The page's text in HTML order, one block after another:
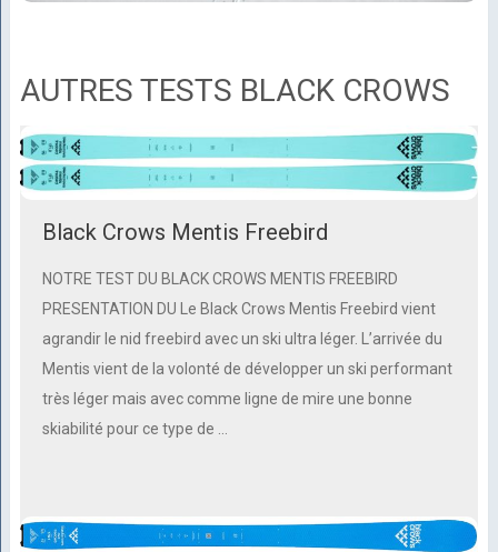
AUTRES TESTS BLACK CROWS
Black Crows Mentis Freebird
NOTRE TEST DU BLACK CROWS MENTIS FREEBIRD
PRESENTATION DU Le Black Crows Mentis Freebird vient
agrandir le nid freebird avec un ski ultra léger. L’arrivée du
Mentis vient de la volonté de développer un ski performant
très léger mais avec comme ligne de mire une bonne
skiabilité pour ce type de …